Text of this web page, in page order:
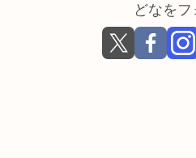
どなを